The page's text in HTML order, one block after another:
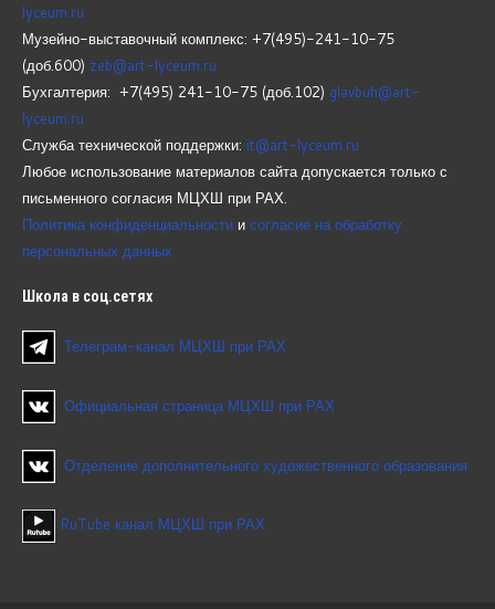
lyceum.ru
Музейно-выставочный комплекс: +7(495)-241-10-75
(доб.600) zeb@art-lyceum.ru
Бухгалтерия: +7(495) 241-10-75 (доб.102) glavbuh@art-
lyceum.ru
Служба технической поддержки: it@art-lyceum.ru
Любое использование материалов сайта допускается только с
письменного согласия МЦХШ при РАХ.
Политика конфиденциальности и согласие на обработку
персональных данных
Школа в соц.сетях
Телеграм-канал МЦХШ при РАХ
Официальная страница МЦХШ при РАХ
Отделение дополнительного художественного образования
RuTube канал МЦХШ при РАХ